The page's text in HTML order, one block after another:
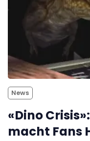
News
«Dino
macht Fans